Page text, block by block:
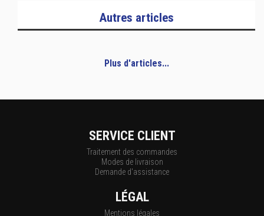
Autres articles
Plus d'articles...
SERVICE CLIENT
Traitement des commandes
Modes de livraison
Demande d'assistance
LÉGAL
Mentions légales